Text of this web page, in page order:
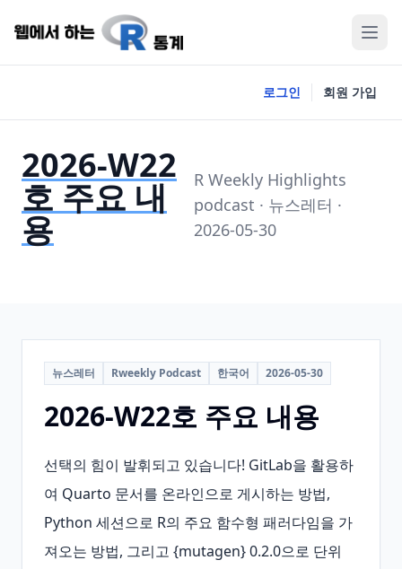
로그인 회원 가입
2026-W22
호 주요 내
용
R Weekly Highlights
podcast · 뉴스레터 ·
2026-05-30
뉴스레터 Rweekly Podcast 한국어 2026-05-30
2026-W22호 주요 내용
선택의 힘이 발휘되고 있습니다! GitLab을 활용하
여 Quarto 문서를 온라인으로 게시하는 방법,
Python 세션으로 R의 주요 함수형 패러다임을 가
져오는 방법, 그리고 {mutagen} 0.2.0으로 단위